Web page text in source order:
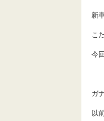
新
こ
今
ガ
以